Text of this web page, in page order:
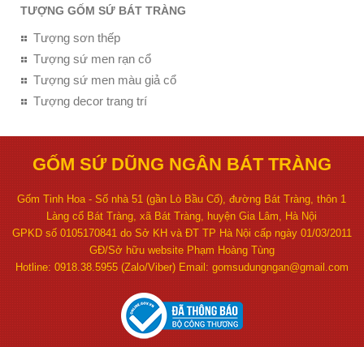
TƯỢNG GỐM SỨ BÁT TRÀNG
Tượng sơn thếp
Tượng sứ men rạn cổ
Tượng sứ men màu giả cổ
Tượng decor trang trí
GỐM SỨ DŨNG NGÂN BÁT TRÀNG
Gốm Tinh Hoa - Số nhà 51 (gần Lò Bầu Cổ), đường Bát Tràng, thôn 1
Làng cổ Bát Tràng, xã Bát Tràng, huyện Gia Lâm, Hà Nội
GPKD số 0105170841 do Sở KH và ĐT TP Hà Nội cấp ngày 01/03/2011
GĐ/Sở hữu website Phạm Hoàng Tùng
Hotline: 0918.38.5955 (Zalo/Viber) Email: gomsudungngan@gmail.com